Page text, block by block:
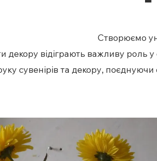
Cтворюємо
декору відіграють важливу роль
сувенірів та декору,